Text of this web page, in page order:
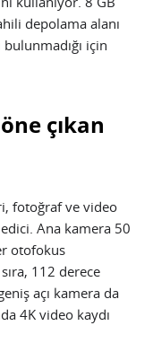
depolama alanı
için
çıkan
fotoğraf ve video
Ana kamera 50
otofokus
112 derece
açı kamera da
4K video kaydı